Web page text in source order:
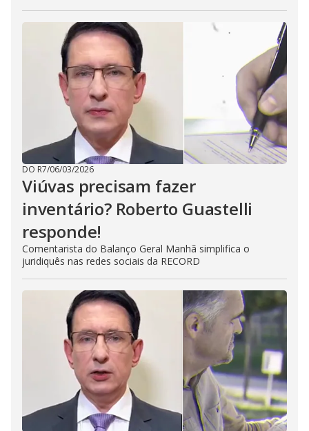
DO R7/06/03/2026
Viúvas precisam fazer
inventário? Roberto Guastelli
responde!
Comentarista do Balanço Geral Manhã simplifica o
juridiquês nas redes sociais da RECORD